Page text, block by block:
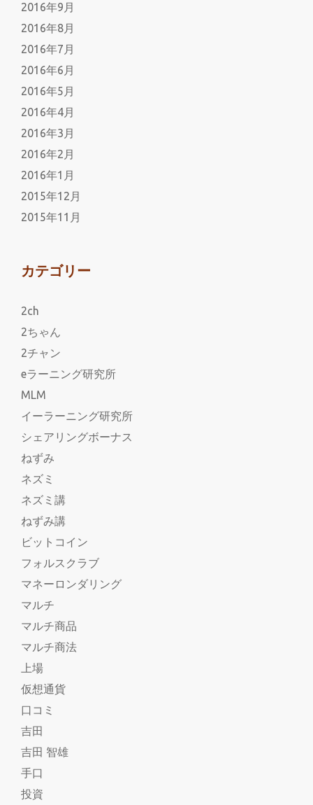
2016年9月
2016年8月
2016年7月
2016年6月
2016年5月
2016年4月
2016年3月
2016年2月
2016年1月
2015年12月
2015年11月
カテゴリー
2ch
2ちゃん
2チャン
eラーニング研究所
MLM
イーラーニング研究所
シェアリングボーナス
ねずみ
ネズミ
ネズミ講
ねずみ講
ビットコイン
フォルスクラブ
マネーロンダリング
マルチ
マルチ商品
マルチ商法
上場
仮想通貨
口コミ
吉田
吉田 智雄
手口
投資